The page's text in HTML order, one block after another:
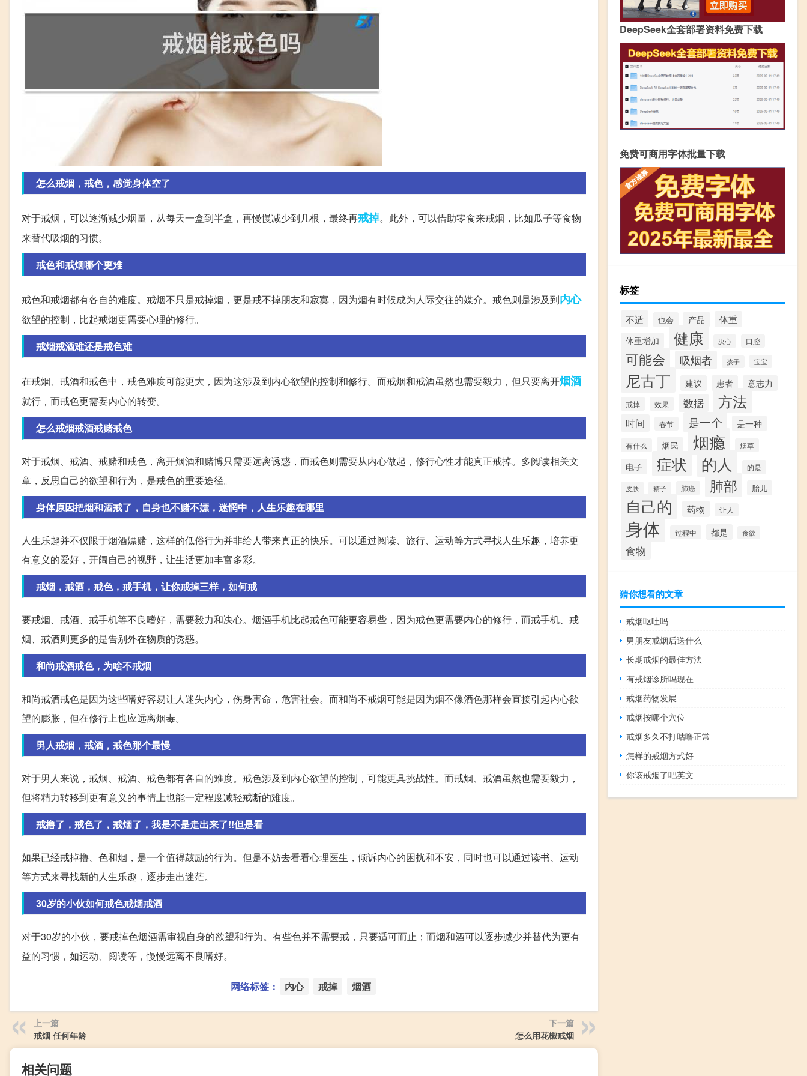
怎么戒烟，戒色，感觉身体空了
对于戒烟，可以逐渐减少烟量，从每天一盒到半盒，再慢慢减少到几根，最终再戒掉。此外，可以借助零食来戒烟，比如瓜子等食物
来替代吸烟的习惯。
戒色和戒烟哪个更难
戒色和戒烟都有各自的难度。戒烟不只是戒掉烟，更是戒不掉朋友和寂寞，因为烟有时候成为人际交往的媒介。戒色则是涉及到内心
欲望的控制，比起戒烟更需要心理的修行。
戒烟戒酒难还是戒色难
在戒烟、戒酒和戒色中，戒色难度可能更大，因为这涉及到内心欲望的控制和修行。而戒烟和戒酒虽然也需要毅力，但只要离开烟酒
就行，而戒色更需要内心的转变。
怎么戒烟戒酒戒赌戒色
对于戒烟、戒酒、戒赌和戒色，离开烟酒和赌博只需要远离诱惑，而戒色则需要从内心做起，修行心性才能真正戒掉。多阅读相关文
章，反思自己的欲望和行为，是戒色的重要途径。
身体原因把烟和酒戒了，自身也不赌不嫖，迷惘中，人生乐趣在哪里
人生乐趣并不仅限于烟酒嫖赌，这样的低俗行为并非给人带来真正的快乐。可以通过阅读、旅行、运动等方式寻找人生乐趣，培养更
有意义的爱好，开阔自己的视野，让生活更加丰富多彩。
戒烟，戒酒，戒色，戒手机，让你戒掉三样，如何戒
要戒烟、戒酒、戒手机等不良嗜好，需要毅力和决心。烟酒手机比起戒色可能更容易些，因为戒色更需要内心的修行，而戒手机、戒
烟、戒酒则更多的是告别外在物质的诱惑。
和尚戒酒戒色，为啥不戒烟
和尚戒酒戒色是因为这些嗜好容易让人迷失内心，伤身害命，危害社会。而和尚不戒烟可能是因为烟不像酒色那样会直接引起内心欲
望的膨胀，但在修行上也应远离烟毒。
男人戒烟，戒酒，戒色那个最慢
对于男人来说，戒烟、戒酒、戒色都有各自的难度。戒色涉及到内心欲望的控制，可能更具挑战性。而戒烟、戒酒虽然也需要毅力，
但将精力转移到更有意义的事情上也能一定程度减轻戒断的难度。
戒撸了，戒色了，戒烟了，我是不是走出来了!!但是看
如果已经戒掉撸、色和烟，是一个值得鼓励的行为。但是不妨去看看心理医生，倾诉内心的困扰和不安，同时也可以通过读书、运动
等方式来寻找新的人生乐趣，逐步走出迷茫。
30岁的小伙如何戒色戒烟戒酒
对于30岁的小伙，要戒掉色烟酒需审视自身的欲望和行为。有些色并不需要戒，只要适可而止；而烟和酒可以逐步减少并替代为更有
益的习惯，如运动、阅读等，慢慢远离不良嗜好。
网络标签： 内心 戒掉 烟酒
上一篇
戒烟 任何年龄
下一篇
怎么用花椒戒烟
相关问题
DeepSeek全套部署资料免费下载
免费可商用字体批量下载
标签
不适 也会 产品 体重
体重增加 健康 决心 口腔
可能会 吸烟者 孩子 宝宝
尼古丁 建议 患者 意志力
戒掉 效果 数据 方法
时间 春节 是一个 是一种
有什么 烟民 烟瘾 烟草
电子 症状 的人 的是
皮肤 精子 肺癌 肺部 胎儿
自己的 药物 让人
身体 过程中 都是 食欲
食物
猜你想看的文章
戒烟呕吐吗
男朋友戒烟后送什么
长期戒烟的最佳方法
有戒烟诊所吗现在
戒烟药物发展
戒烟按哪个穴位
戒烟多久不打咕噜正常
怎样的戒烟方式好
你该戒烟了吧英文